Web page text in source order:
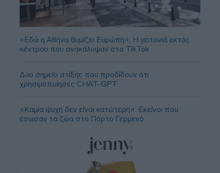
«Εδώ η Αθήνα θυμίζει Ευρώπη»: H γειτονιά εκτός
κέντρου που ανακάλυψαν στο TikTok
Δύο σημείο στίξης που προδίδουν ότι
χρησιμοποίησες CHAT-GPT
«Καμία ψυχή δεν είναι κατώτερη»: Εκείνοι που
έσωσαν τα ζώα στο Πόρτο Γερμενό